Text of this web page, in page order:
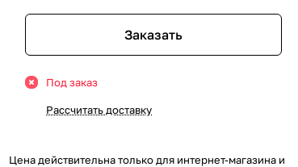
Заказать
Под заказ
Рассчитать доставку
Цена действительна только для интернет-магазина и